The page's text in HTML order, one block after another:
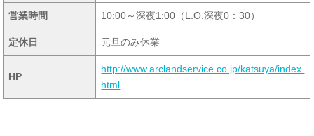
営業時間 10:00～深夜1:00（L.O.深夜0：30）
定休日 元旦のみ休業
HP
http://www.arclandservice.co.jp/katsuya/index.
html